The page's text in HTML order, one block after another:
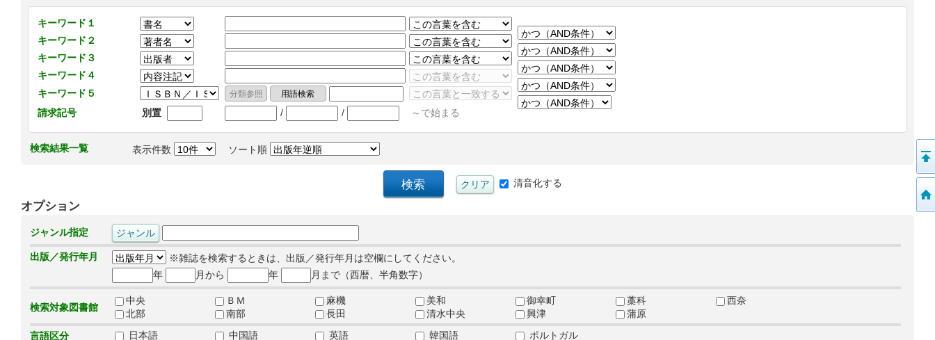
キーワード１
キーワード２
キーワード３
キーワード４
キーワード５
請求記号
別置 / / ～で始まる
検索結果一覧 表示件数 ソート順
清音化する
オプション
ジャンル指定
出版／発行年月
※雑誌を検索するときは、出版／発行年月は空欄にしてください。
年
月から 年 月まで（西暦、半角数字）
検索対象図書館
中央 ＢＭ 麻機 美和 御幸町 藁科
西奈
北部
南部 長田 清水中央 興津
蒲原
言語区分
日本語 中国語 英語 韓国語 ポルトガル